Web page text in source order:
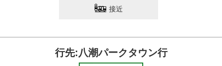
接近
行先:八潮パークタウン行